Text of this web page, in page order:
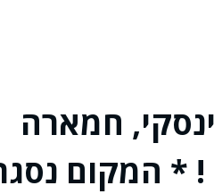
חמארה
! * המקום